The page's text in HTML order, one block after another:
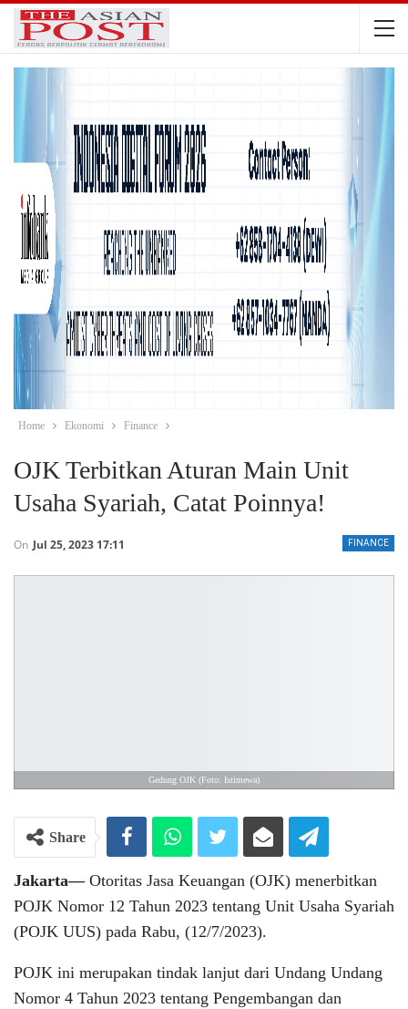
Home Ekonomi Finance
OJK Terbitkan Aturan Main Unit
Usaha Syariah, Catat Poinnya!
FINANCE
On Jul 25, 2023 17:11
Gedung OJK (Foto: Istimewa)
Share
Jakarta— Otoritas Jasa Keuangan (OJK) menerbitkan
POJK Nomor 12 Tahun 2023 tentang Unit Usaha Syariah
(POJK UUS) pada Rabu, (12/7/2023).
POJK ini merupakan tindak lanjut dari Undang Undang
Nomor 4 Tahun 2023 tentang Pengembangan dan